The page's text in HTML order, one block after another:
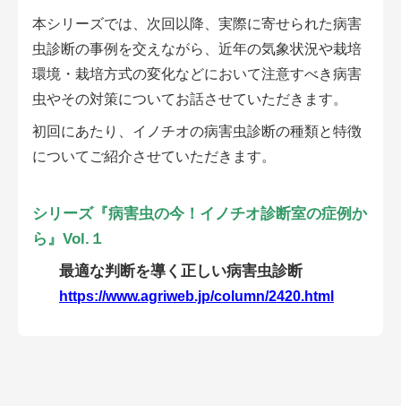
経営アシストチャット
コラム・事例集
基礎知識
アグリウェブ経営診断
本シリーズでは、次回以降、実際に寄せられた病害
虫診断の事例を交えながら、近年の気象状況や栽培
環境・栽培方式の変化などにおいて注意すべき病害
虫やその対策についてお話させていただきます。
初回にあたり、イノチオの病害虫診断の種類と特徴
についてご紹介させていただきます。
シリーズ『病害虫の今！イノチオ診断室の症例か
ら』Vol.１
最適な判断を導く正しい病害虫診断
https://www.agriweb.jp/column/2420.html